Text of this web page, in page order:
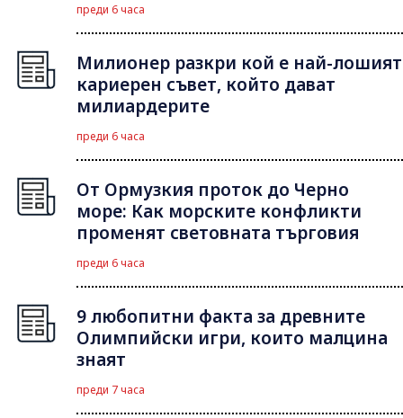
преди 6 часа
Милионер разкри кой е най-лошият
кариерен съвет, който дават
милиардерите
преди 6 часа
От Ормузкия проток до Черно
море: Как морските конфликти
променят световната търговия
преди 6 часа
9 любопитни факта за древните
Олимпийски игри, които малцина
знаят
преди 7 часа